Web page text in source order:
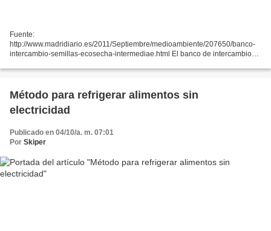
Fuente:
http://www.madridiario.es/2011/Septiembre/medioambiente/207650/banco-
intercambio-semillas-ecosecha-intermediae.html El banco de intercambio
se ha convertido en una referencia...
Método para refrigerar alimentos sin
electricidad
Publicado en 04/10/a. m. 07:01
Por Skiper